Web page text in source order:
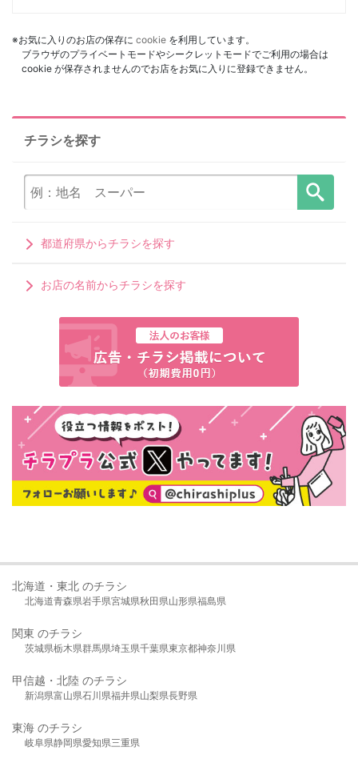
※お気に入りのお店の保存に cookie を利用しています。
ブラウザのプライベートモードやシークレットモードでご利用の場合は
cookie が保存されませんのでお店をお気に入りに登録できません。
チラシを探す
都道府県からチラシを探す
お店の名前からチラシを探す
北海道・東北 のチラシ
北海道青森県岩手県宮城県秋田県山形県福島県
関東 のチラシ
茨城県栃木県群馬県埼玉県千葉県東京都神奈川県
甲信越・北陸 のチラシ
新潟県富山県石川県福井県山梨県長野県
東海 のチラシ
岐阜県静岡県愛知県三重県